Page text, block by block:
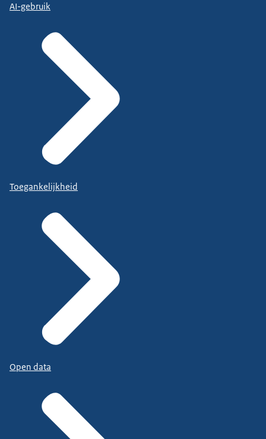
AI-gebruik
Toegankelijkheid
Open data